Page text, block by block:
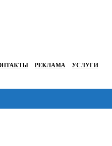
РЕКЛАМА УСЛУГИ